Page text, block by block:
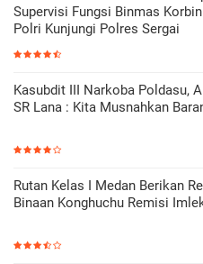
Supervisi Fungsi Binmas
Polri Kunjungi Polres Sergai
Kasubdit III Narkoba Poldasu,
SR Lana : Kita Musnahkan
Rutan Kelas I Medan Berikan
Binaan Konghuchu Remisi